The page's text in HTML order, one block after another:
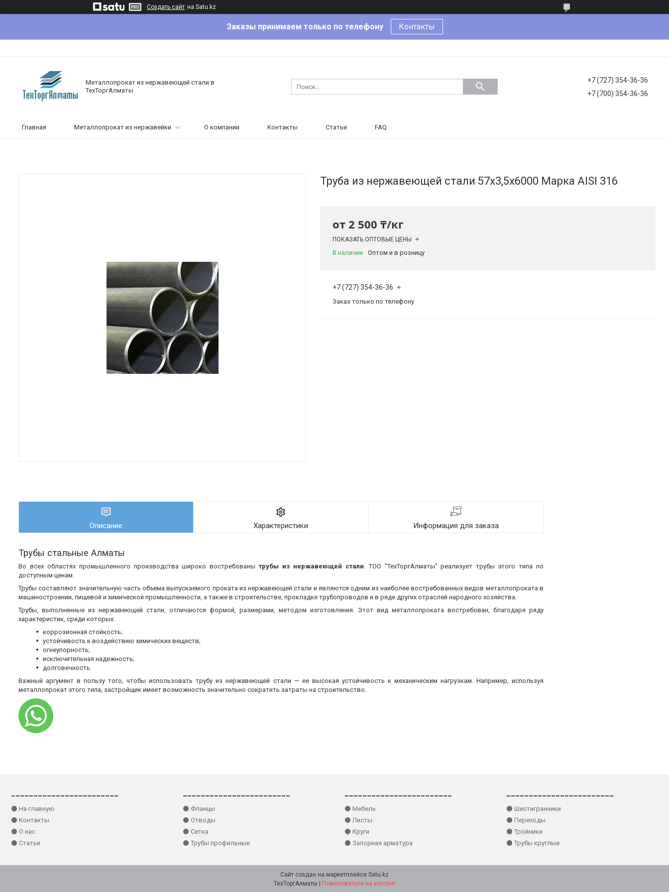
Создать сайт на Satu.kz
Заказы принимаем только по телефону Контакты
Металлопрокат из нержавеющей стали в
ТехТоргАлматы
+7 (727) 354-36-36
+7 (700) 354-36-36
Главная Металлопрокат из нержавейки О компании Контакты Статьи FAQ
Труба из нержавеющей стали 57х3,5х6000 Марка AISI 316
от 2 500 ₸/кг
ПОКАЗАТЬ ОПТОВЫЕ ЦЕНЫ
В наличии Оптом и в розницу
+7 (727) 354-36-36
Заказ только по телефону
Описание Характеристики Информация для заказа
Трубы стальные Алматы
Во всех областях промышленного производства широко востребованытрубы из нержавеющей стали. ТОО "ТехТоргАлматы" реализует трубы этого типа по
доступным ценам.
Трубы составляют значительную часть объема выпускаемого проката из нержавеющей стали и являются одним из наиболее востребованных видов металлопроката в
машиностроении, пищевой и химической промышленности, а также в строительстве, прокладке трубопроводов и в ряде других отраслей народного хозяйства.
Трубы, выполненные из нержавеющей стали, отличаются формой, размерами, методом изготовления. Этот вид металлопроката востребован, благодаря ряду
характеристик, среди которых:
коррозионная стойкость;
устойчивость к воздействию химических веществ;
огнеупорность;
исключительная надежность;
долговечность.
Важный аргумент в пользу того, чтобы использовать трубу из нержавеющей стали — ее высокая устойчивость к механическим нагрузкам. Например, используя
металлопрокат этого типа, застройщик имеет возможность значительно сократить затраты на строительство.
⚫ На главную
⚫ Контакты
⚫ О нас
⚫ Статьи
⚫ Фланцы
⚫ Отводы
⚫ Сетка
⚫ Трубы профильные
⚫ Мебель
⚫ Листы
⚫ Круги
⚫ Запорная арматура
⚫ Шестигранники
⚫ Переходы
⚫ Тройники
⚫ Трубы круглые
Сайт создан на маркетплейсе Satu.kz
Пожаловаться на контент